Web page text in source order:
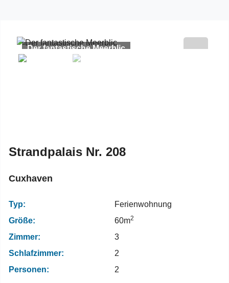
Der fantastische Meerblic
Strandpalais Nr. 208
Cuxhaven
Typ:
Ferienwohnung
Größe:
60m2
Zimmer:
3
Schlafzimmer:
2
Personen:
2